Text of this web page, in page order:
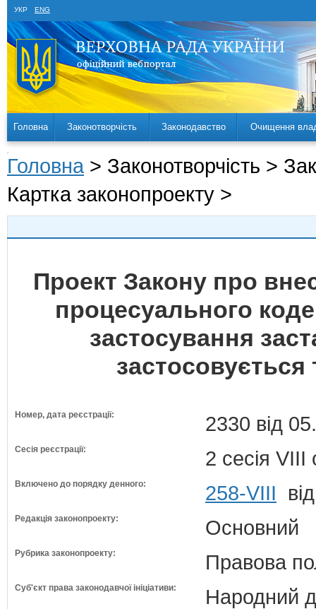
УКР ENG
Головна Законотворчість Законодавство Очищення
Головна > Законотворчість >
Картка законопроекту >
Проект Закону про
процесуального
застосування
Номер, дата реєстрації: 2330 від
Сесія реєстрації: 2 сесія VIII
Включено до порядку денного: 258-VIII
Редакція законопроекту: Основний
Рубрика законопроекту: Правова
Суб'єкт права законодавчої ініціативи: Народний